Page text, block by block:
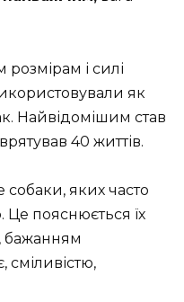
і силі
як
Найвідомішим став
40 життів.
собаки, яких часто
Це пояснюється їх
бажанням